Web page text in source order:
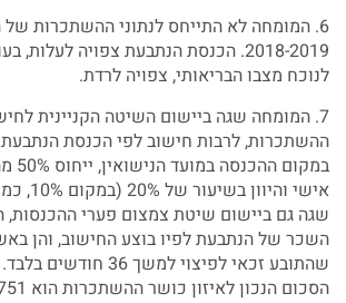
6. המומחה לא התייחס לנתוני ההשתכרות
2018-2019. הכנסת הנתבעת צפויה
לנוכח מצבו הבריאותי, צפויה לרדת.
7. המומחה שגה ביישום השיטה הקניינית
אישי
שגה גם ביישום שיטת צמצום פערי ההכנסות,
השכר של הנתבעת לפיו בוצע החישוב, והן
שהתובע זכאי לפיצוי למשך
הסכום הנכון לאיזון כושר ההשתכרות הוא 4,555,751 ₪.